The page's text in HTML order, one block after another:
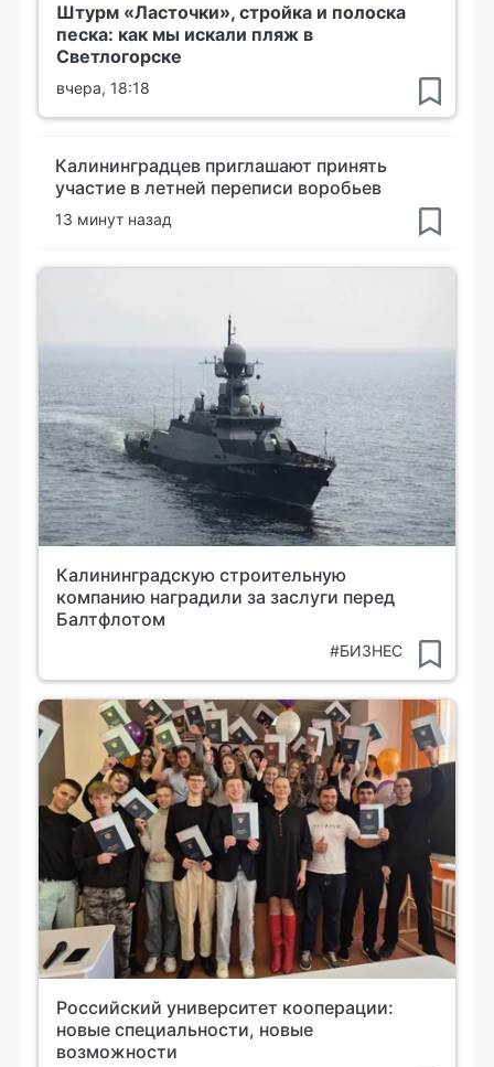
Штурм «Ласточки», стройка и полоска
песка: как мы искали пляж в
Светлогорске
вчера, 18:18
Калининградцев приглашают принять
участие в летней переписи воробьев
13 минут назад
Калининградскую строительную
компанию наградили за заслуги перед
Балтфлотом
#БИЗНЕС
Российский университет кооперации:
новые специальности, новые
возможности